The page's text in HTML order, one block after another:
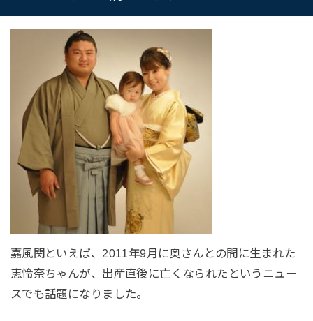
嘉風関といえば、2011年9月に奥さんとの間に生まれた
恵怜奈ちゃんが、出産直後に亡くなられたというニュー
スでも話題になりました。